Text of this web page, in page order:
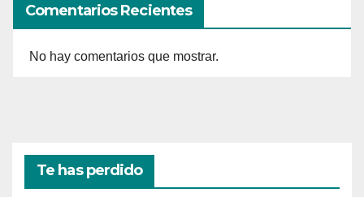
Comentarios Recientes
No hay comentarios que mostrar.
Te has perdido